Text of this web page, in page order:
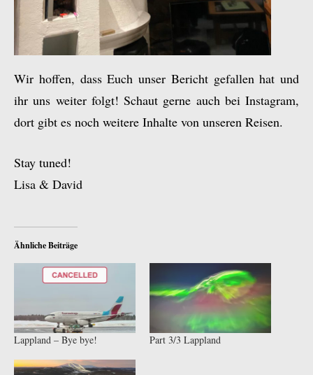
Wir hoffen, dass Euch unser Bericht gefallen hat und
ihr uns weiter folgt! Schaut gerne auch bei Instagram,
dort gibt es noch weitere Inhalte von unseren Reisen.
Stay tuned!
Lisa & David
Ähnliche Beiträge
Lappland – Bye bye! Part 3/3 Lappland